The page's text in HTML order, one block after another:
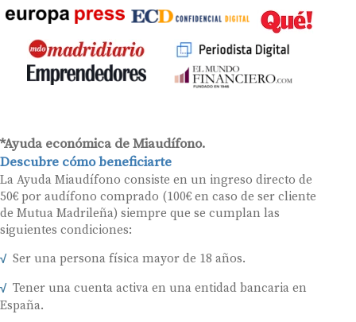
*Ayuda económica de Miaudífono.
Descubre cómo beneficiarte
La Ayuda Miaudífono consiste en un ingreso directo de
50€ por audífono comprado (100€ en caso de ser cliente
de Mutua Madrileña) siempre que se cumplan las
siguientes condiciones:
Ser una persona física mayor de 18 años.
Tener una cuenta activa en una entidad bancaria en
España.